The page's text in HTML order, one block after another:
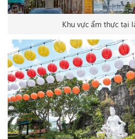
Khu vực ẩm thực tại